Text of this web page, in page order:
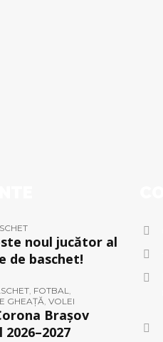
noul jucător al
de baschet!
, FOTBAL,
GHEAȚĂ, VOLEI
Brașov